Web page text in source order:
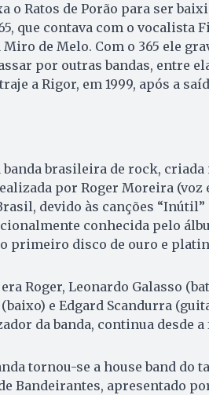
o Ratos de Porão para ser
que contava com o vocalista
de Melo. Com o 365 ele
por outras bandas, entre
a Rigor, em 1999, após a
banda brasileira de rock, criada
por Roger Moreira (voz
devido às canções “Inútil”
conhecida pelo
primeiro disco de ouro e
Roger, Leonardo Galasso
e Edgard Scandurra
da banda, continua desde
tornou-se a house band
Bandeirantes, apresentado